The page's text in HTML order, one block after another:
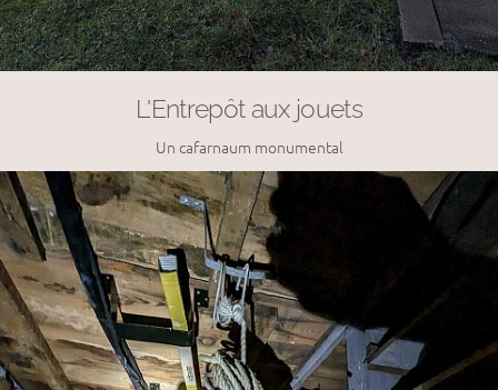
L'Entrepôt aux jouets
Un cafarnaum monumental